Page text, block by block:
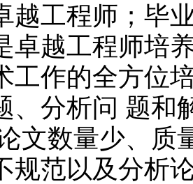
越工程师；毕
卓越工程师培
工作的全方位
、分析问 题和
文数量少、质
规范以及分析